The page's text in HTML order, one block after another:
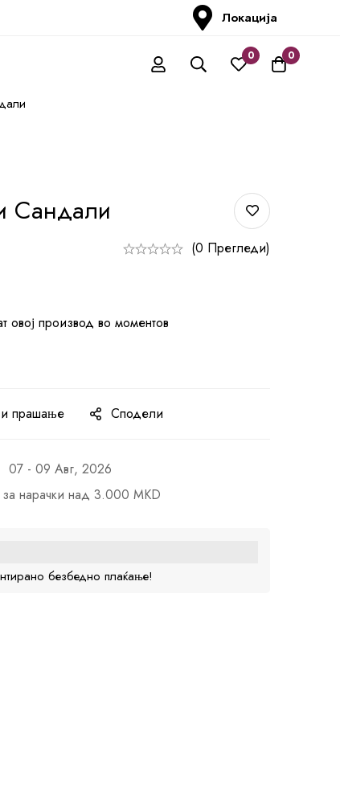
Локација
0 0
Сандали
(0 Прегледи)
овој производ во моментов
прашање Сподели
07 - 09 Авг, 2026
за нарачки над 3.000 MKD
безбедно плаќање!